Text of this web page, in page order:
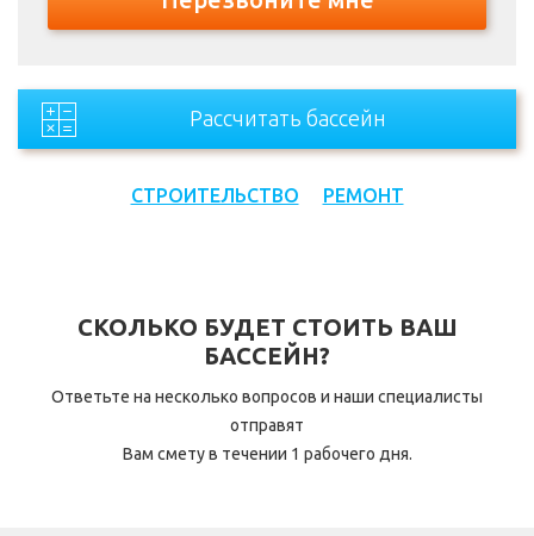
Рассчитать бассейн
СТРОИТЕЛЬСТВО РЕМОНТ
СКОЛЬКО БУДЕТ СТОИТЬ ВАШ
БАССЕЙН?
Ответьте на несколько вопросов и наши специалисты
отправят
Вам смету в течении 1 рабочего дня.